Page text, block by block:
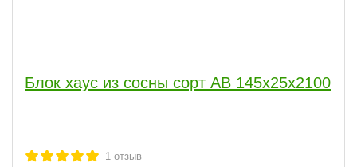
Блок хаус из сосны сорт АВ 145х25х2100
1 отзыв